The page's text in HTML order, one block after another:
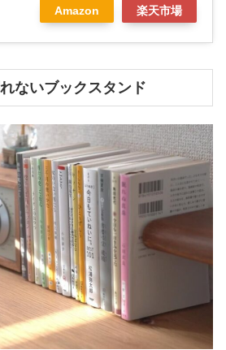
Amazon 楽天市場
ないブックスタンド